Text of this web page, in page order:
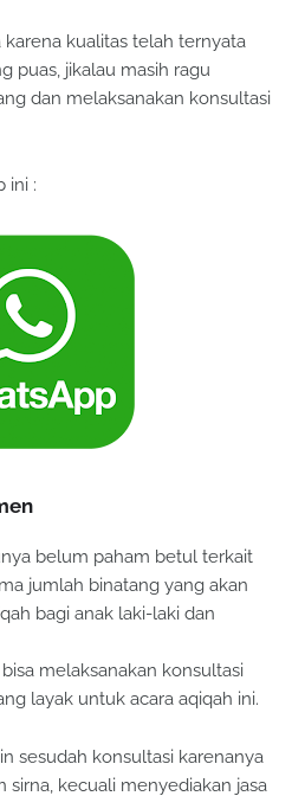
kualitas telah ternyata
puas, jikalau masih ragu
dan melaksanakan konsultasi
ini :
belum paham betul terkait
jumlah binatang yang akan
bagi anak laki-laki dan
melaksanakan konsultasi
layak untuk acara aqiqah ini.
sesudah konsultasi karenanya
sirna, kecuali menyediakan jasa